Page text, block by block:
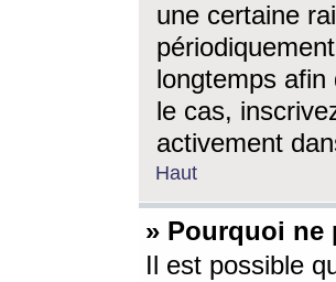
une certaine
longtemps afin
le cas,
activement
Haut
» Pourquoi ne
Il est possible